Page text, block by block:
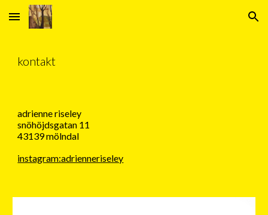
Skip to main content Skip to navigation
kontakt
adrienne riseley
snöhöjdsgatan 11
43139 mölndal
instagram:adrienneriseley